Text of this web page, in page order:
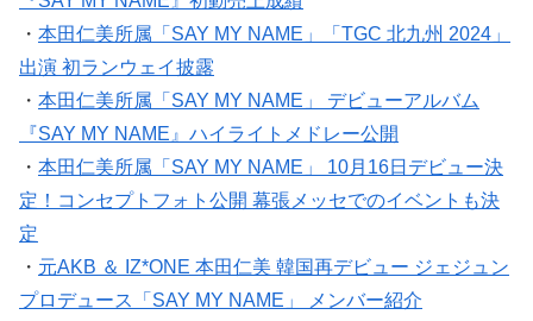
・ 本田仁美所属「SAY MY NAME」「TGC 北九州 2024」
出演 初ランウェイ披露
・ 本田仁美所属「SAY MY NAME」 デビューアルバム
『SAY MY NAME』ハイライトメドレー公開
・ 本田仁美所属「SAY MY NAME」 10月16日デビュー決
定！コンセプトフォト公開 幕張メッセでのイベントも決
定
・ 元AKB ＆ IZ*ONE 本田仁美 韓国再デビュー ジェジュン
プロデュース「SAY MY NAME」 メンバー紹介